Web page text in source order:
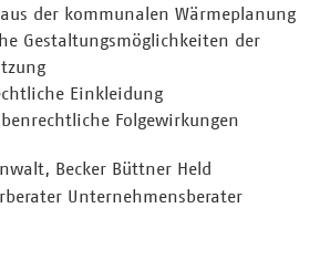
der kommunalen Wärmeplanung
Gestaltungsmöglichkeiten der
Einkleidung
Folgewirkungen
Becker Büttner Held
Unternehmensberater